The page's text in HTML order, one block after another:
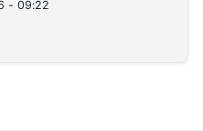
- 09:22